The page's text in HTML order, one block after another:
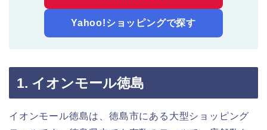
Yahoo!ショッピングで探す
1. イオンモール徳島
イオンモール徳島は、徳島市にある大型ショッピング